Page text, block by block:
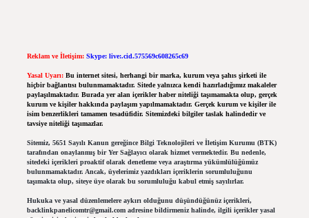
Reklam ve İletişim: Skype: live:.cid.575569c608265c69
Yasal Uyarı: Bu internet sitesi, herhangi bir marka, kurum veya şahıs şirketi ile
hiçbir bağlantısı bulunmamaktadır. Sitede yalnızca kendi hazırladığımız makaleler
paylaşılmaktadır. Burada yer alan içerikler haber niteliği taşımamakta olup, gerçek
kurum ve kişiler hakkında paylaşım yapılmamaktadır. Gerçek kurum ve kişiler ile
isim benzerlikleri tamamen tesadüfidir. Sitemizdeki bilgiler taslak halindedir ve
tavsiye niteliği taşımazlar.
Sitemiz, 5651 Sayılı Kanun gereğince Bilgi Teknolojileri ve İletişim Kurumu (BTK)
tarafından onaylanmış bir Yer Sağlayıcı olarak hizmet vermektedir. Bu nedenle,
sitedeki içerikleri proaktif olarak denetleme veya araştırma yükümlülüğümüz
bulunmamaktadır. Ancak, üyelerimiz yazdıkları içeriklerin sorumluluğunu
taşımakta olup, siteye üye olarak bu sorumluluğu kabul etmiş sayılırlar.
Hukuka ve yasal düzenlemelere aykırı olduğunu düşündüğünüz içerikleri,
backlinkpanelicomtr@gmail.comadresine bildirmeniz halinde, ilgili içerikler yasal